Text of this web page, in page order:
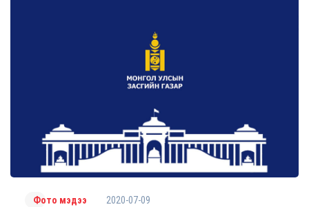
Фото мэдээ 2020-07-09